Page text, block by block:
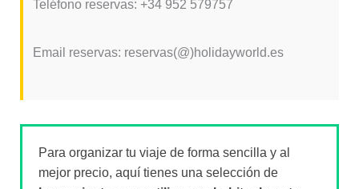
Teléfono reservas: +34 952 579757
Email reservas: reservas(@)holidayworld.es
Para organizar tu viaje de forma sencilla y al
mejor precio, aquí tienes una selección de